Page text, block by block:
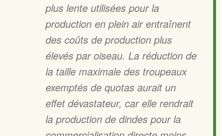
plus lente utilisées pour la
production en plein air entraînent
des coûts de production plus
élevés par oiseau. La réduction de
la taille maximale des troupeaux
exemptés de quotas aurait un
effet dévastateur, car elle rendrait
la production de dindes pour la